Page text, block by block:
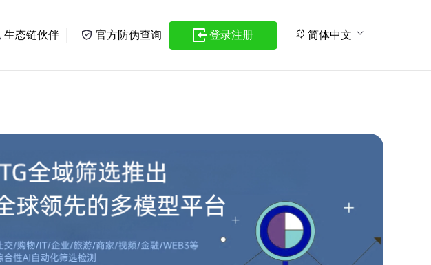
生态链伙伴 官方防伪查询 登录注册 简体中文